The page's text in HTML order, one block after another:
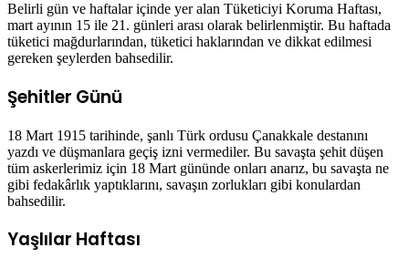
Belirli gün ve haftalar içinde yer alan Tüketiciyi Koruma Haftası,
mart ayının 15 ile 21. günleri arası olarak belirlenmiştir. Bu haftada
tüketici mağdurlarından, tüketici haklarından ve dikkat edilmesi
gereken şeylerden bahsedilir.
Şehitler Günü
18 Mart 1915 tarihinde, şanlı Türk ordusu Çanakkale destanını
yazdı ve düşmanlara geçiş izni vermediler. Bu savaşta şehit düşen
tüm askerlerimiz için 18 Mart gününde onları anarız, bu savaşta ne
gibi fedakârlık yaptıklarını, savaşın zorlukları gibi konulardan
bahsedilir.
Yaşlılar Haftası